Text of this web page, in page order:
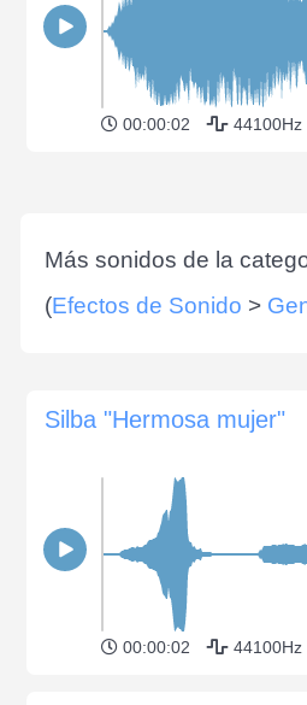
00:00:02 44100Hz
Más sonidos de la
(Efectos de Sonido >
Silba "Hermosa mujer"
00:00:02 44100Hz